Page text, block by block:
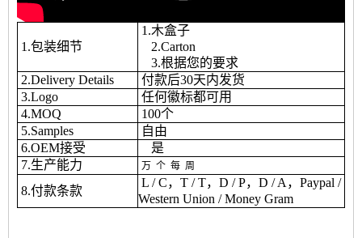
1.包装细节
1.木盒子
2.Carton
3.根据您的要求
2.Delivery Details
付款后30天内发货
3.Logo
任何徽标都可用
4.MOQ
100个
5.Samples
自由
6.OEM接受
是
7.生产能力
万 个 每 周
8.付款条款
L / C，T / T，D / P，D / A，Paypal /
Western Union / Money Gram